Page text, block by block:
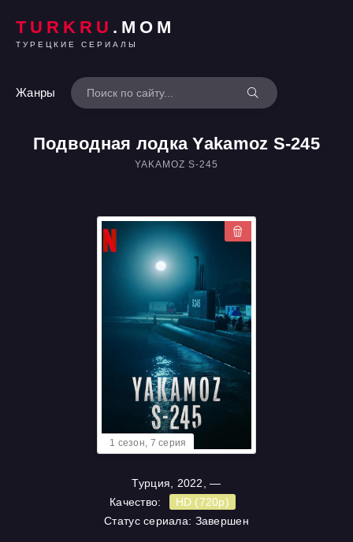
TURKRU .MOM
ТУРЕЦКИЕ СЕРИАЛЫ
Жанры
Подводная лодка Yakamoz S-245
YAKAMOZ S-245
Турция, 2022, —
Качество:
HD (720p)
Статус сериала: Завершен
1 cезон, 7 cерия